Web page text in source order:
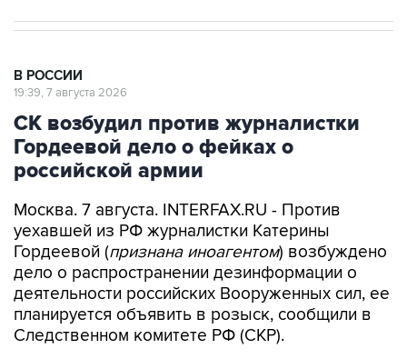
В РОССИИ
19:39, 7 августа 2026
СК возбудил против журналистки
Гордеевой дело о фейках о
российской армии
Москва. 7 августа. INTERFAX.RU - Против
уехавшей из РФ журналистки Катерины
Гордеевой (признана иноагентом) возбуждено
дело о распространении дезинформации о
деятельности российских Вооруженных сил, ее
планируется объявить в розыск, сообщили в
Следственном комитете РФ (СКР).